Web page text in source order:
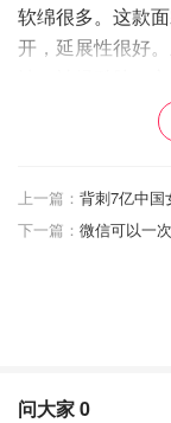
软绵很多。这款
开，延展性很好
上一篇：
下一篇：
问大家0